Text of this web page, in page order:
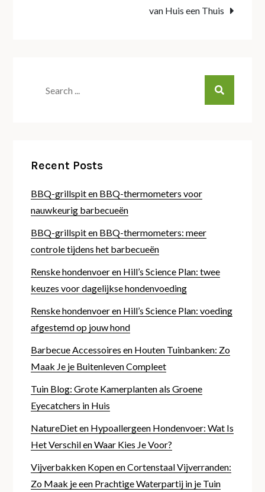
van Huis een Thuis
Recent Posts
BBQ-grillspit en BBQ-thermometers voor
nauwkeurig barbecueën
BBQ-grillspit en BBQ-thermometers: meer
controle tijdens het barbecueën
Renske hondenvoer en Hill’s Science Plan: twee
keuzes voor dagelijkse hondenvoeding
Renske hondenvoer en Hill’s Science Plan: voeding
afgestemd op jouw hond
Barbecue Accessoires en Houten Tuinbanken: Zo
Maak Je je Buitenleven Compleet
Tuin Blog: Grote Kamerplanten als Groene
Eyecatchers in Huis
NatureDiet en Hypoallergeen Hondenvoer: Wat Is
Het Verschil en Waar Kies Je Voor?
Vijverbakken Kopen en Cortenstaal Vijverranden:
Zo Maak je een Prachtige Waterpartij in je Tuin